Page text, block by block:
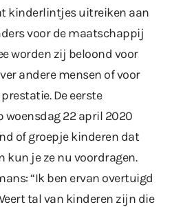
kinderlintjes uitreiken aan
voor de maatschappij
worden zij beloond voor
andere mensen of voor
De eerste
22 april 2020
of groepje kinderen dat
kun je ze nu voordragen.
“Ik ben ervan overtuigd
tal van kinderen zijn die